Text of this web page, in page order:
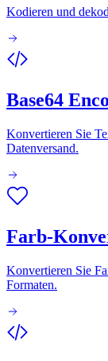
Kodieren und
Base64
Konvertieren Sie
Datenversand.
Farb-
Konvertieren Sie
Formaten.